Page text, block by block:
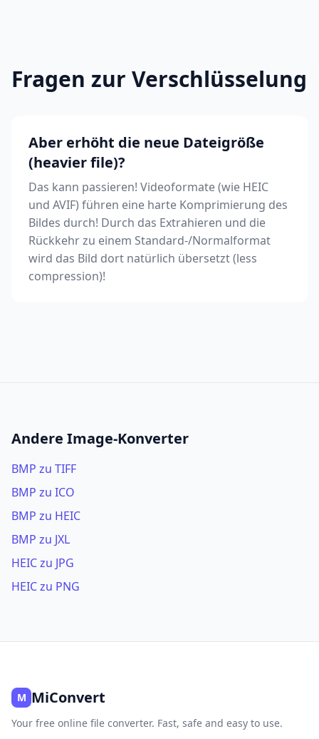
Fragen zur Verschlüsselung
Aber erhöht die neue Dateigröße
(heavier file)?
Das kann passieren! Videoformate (wie HEIC
und AVIF) führen eine harte Komprimierung des
Bildes durch! Durch das Extrahieren und die
Rückkehr zu einem Standard-/Normalformat
wird das Bild dort natürlich übersetzt (less
compression)!
Andere Image-Konverter
BMP zu TIFF
BMP zu ICO
BMP zu HEIC
BMP zu JXL
HEIC zu JPG
HEIC zu PNG
M MiConvert
Your free online file converter. Fast, safe and easy to use.